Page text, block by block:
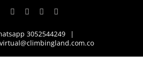
FacebookInstagramYouTube
3052544249
|